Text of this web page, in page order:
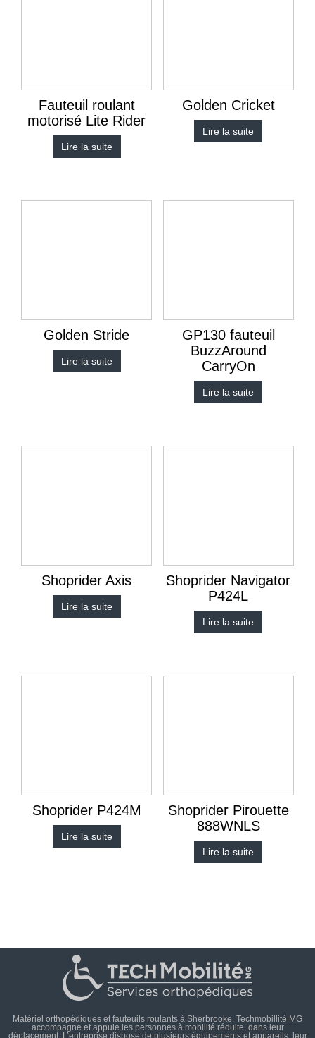
Fauteuil roulant
motorisé Lite Rider
Lire la suite
Golden Cricket
Lire la suite
Golden Stride
Lire la suite
GP130 fauteuil
BuzzAround
CarryOn
Lire la suite
Shoprider Axis
Lire la suite
Shoprider Navigator
P424L
Lire la suite
Shoprider P424M
Lire la suite
Shoprider Pirouette
888WNLS
Lire la suite
Matériel orthopédiques et fauteuils roulants à Sherbrooke. Techmobillité MG
accompagne et appuie les personnes à mobilité réduite, dans leur
déplacement. L’entreprise dispose de plusieurs équipements et appareils, leur